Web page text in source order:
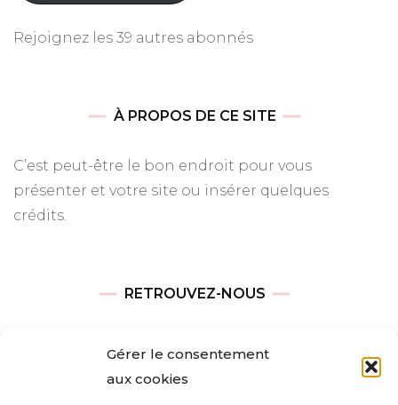
Gérer le consentement
aux cookies
Rejoignez les 39 autres abonnés
À PROPOS DE CE SITE
C’est peut-être le bon endroit pour vous
présenter et votre site ou insérer quelques
crédits.
RETROUVEZ-NOUS